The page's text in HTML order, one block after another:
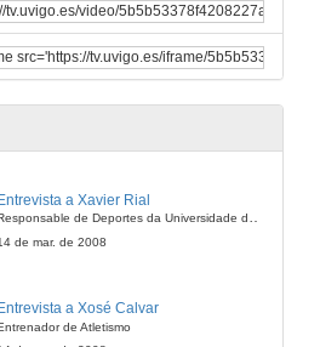
de mar. de 2008
Tra-la consecución do Subcampionato de España
a Xavier Rial
Responsable de Deportes da Universidade de Vigo
de mar. de 2008
Entrevista a Xosé Calvar
de Atletismo